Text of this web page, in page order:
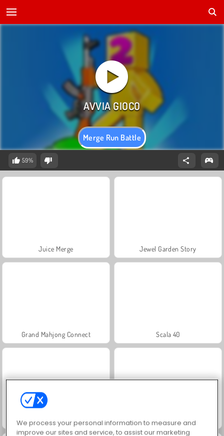
Merge Run Battle
59%
Juice Merge Jewel Garden Story
Grand Mahjong Connect Scala 40
Farm Merge Valley Masha and the Bear: Meadows
We process your personal information to measure and
improve our sites and service, to assist our marketing